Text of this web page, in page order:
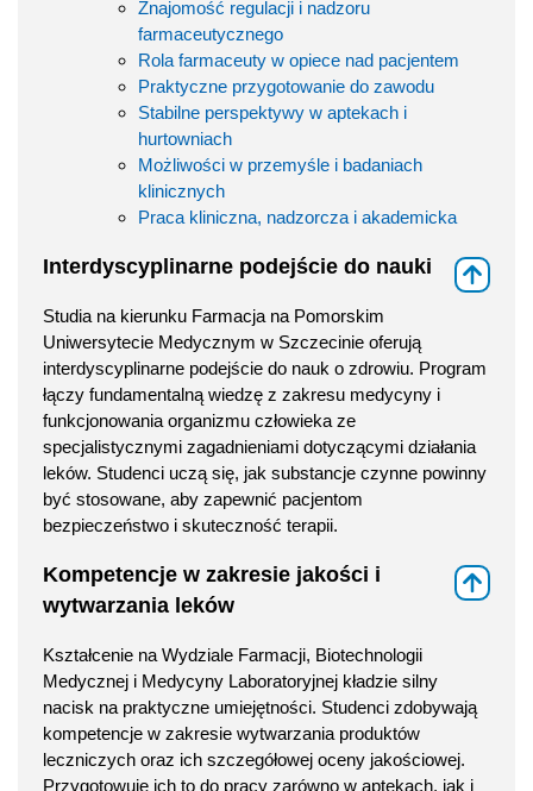
Znajomość regulacji i nadzoru
farmaceutycznego
Rola farmaceuty w opiece nad pacjentem
Praktyczne przygotowanie do zawodu
Stabilne perspektywy w aptekach i
hurtowniach
Możliwości w przemyśle i badaniach
klinicznych
Praca kliniczna, nadzorcza i akademicka
Interdyscyplinarne podejście do nauki
Studia na kierunku Farmacja na Pomorskim
Uniwersytecie Medycznym w Szczecinie oferują
interdyscyplinarne podejście do nauk o zdrowiu. Program
łączy fundamentalną wiedzę z zakresu medycyny i
funkcjonowania organizmu człowieka ze
specjalistycznymi zagadnieniami dotyczącymi działania
leków. Studenci uczą się, jak substancje czynne powinny
być stosowane, aby zapewnić pacjentom
bezpieczeństwo i skuteczność terapii.
Kompetencje w zakresie jakości i
wytwarzania leków
Kształcenie na Wydziale Farmacji, Biotechnologii
Medycznej i Medycyny Laboratoryjnej kładzie silny
nacisk na praktyczne umiejętności. Studenci zdobywają
kompetencje w zakresie wytwarzania produktów
leczniczych oraz ich szczegółowej oceny jakościowej.
Przygotowuje ich to do pracy zarówno w aptekach, jak i